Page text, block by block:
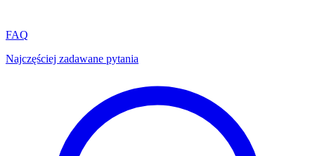
FAQ
Najczęściej zadawane pytania